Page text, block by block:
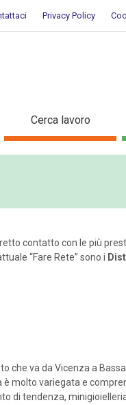
Privacy Policy
Cerca lavoro
contatto con le più
“Fare Rete” sono i
che va da Vicenza a
molto variegata e
di tendenza,